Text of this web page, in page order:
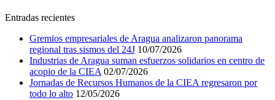
Entradas recientes
Gremios empresariales de Aragua analizaron panorama
regional tras sismos del 24J 10/07/2026
Industrias de Aragua suman esfuerzos solidarios en centro de
acopio de la CIEA 02/07/2026
Jornadas de Recursos Humanos de la CIEA regresaron por
todo lo alto 12/05/2026